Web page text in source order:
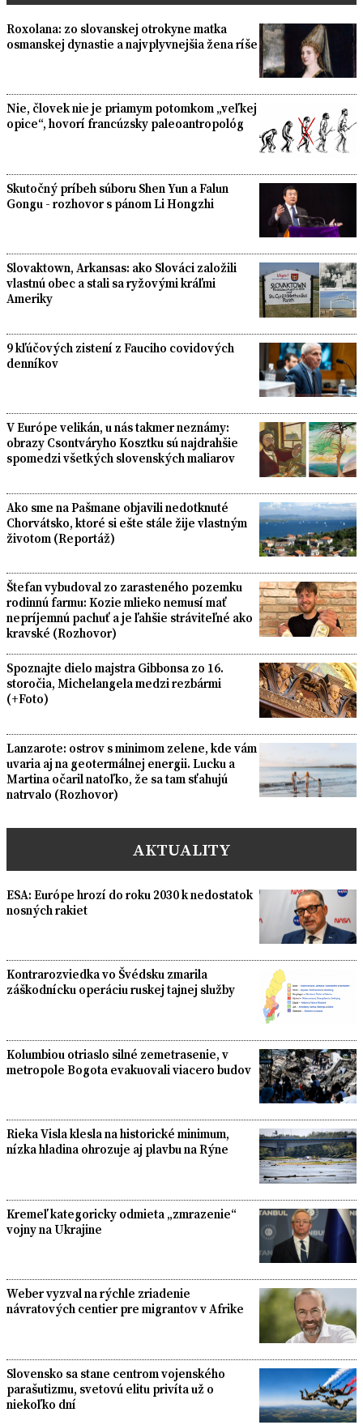
Roxolana: zo slovanskej otrokyne matka
osmanskej dynastie a najvplyvnejšia žena ríše
Nie, človek nie je priamym potomkom „veľkej
opice“, hovorí francúzsky paleoantropológ
Skutočný príbeh súboru Shen Yun a Falun
Gongu - rozhovor s pánom Li Hongzhi
Slovaktown, Arkansas: ako Slováci založili
vlastnú obec a stali sa ryžovými kráľmi
Ameriky
9 kľúčových zistení z Fauciho covidových
denníkov
V Európe velikán, u nás takmer neznámy:
obrazy Csontváryho Kosztku sú najdrahšie
spomedzi všetkých slovenských maliarov
Ako sme na Pašmane objavili nedotknuté
Chorvátsko, ktoré si ešte stále žije vlastným
životom (Reportáž)
Štefan vybudoval zo zarasteného pozemku
rodinnú farmu: Kozie mlieko nemusí mať
nepríjemnú pachuť a je ľahšie stráviteľné ako
kravské (Rozhovor)
Spoznajte dielo majstra Gibbonsa zo 16.
storočia, Michelangela medzi rezbármi
(+Foto)
Lanzarote: ostrov s minimom zelene, kde vám
uvaria aj na geotermálnej energii. Lucku a
Martina očaril natoľko, že sa tam sťahujú
natrvalo (Rozhovor)
AKTUALITY
ESA: Európe hrozí do roku 2030 k nedostatok
nosných rakiet
Kontrarozviedka vo Švédsku zmarila
záškodnícku operáciu ruskej tajnej služby
Kolumbiou otriaslo silné zemetrasenie, v
metropole Bogota evakuovali viacero budov
Rieka Visla klesla na historické minimum,
nízka hladina ohrozuje aj plavbu na Rýne
Kremeľ kategoricky odmieta „zmrazenie“
vojny na Ukrajine
Weber vyzval na rýchle zriadenie
návratových centier pre migrantov v Afrike
Slovensko sa stane centrom vojenského
parašutizmu, svetovú elitu privíta už o
niekoľko dní